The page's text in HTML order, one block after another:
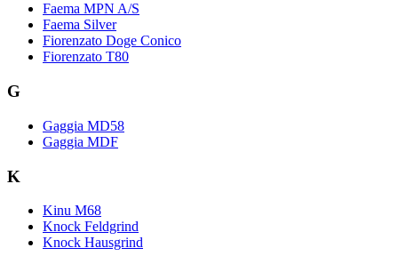
Faema MPN A/S
Faema Silver
Fiorenzato Doge Conico
Fiorenzato T80
G
Gaggia MD58
Gaggia MDF
K
Kinu M68
Knock Feldgrind
Knock Hausgrind